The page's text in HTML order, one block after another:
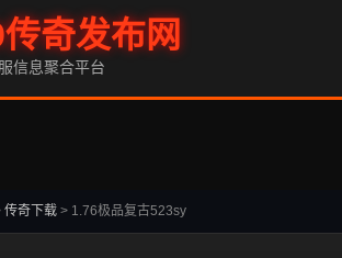
奇发布网
信息聚合平台
传奇下载 > 1.76极品复古523sy